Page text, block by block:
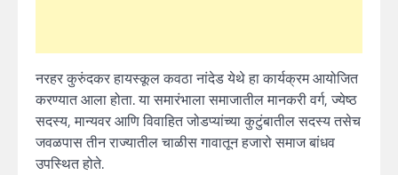
नरहर कुरुंदकर हायस्कूल कवठा नांदेड येथे हा कार्यक्रम आयोजित
करण्यात आला होता. या समारंभाला समाजातील मानकरी वर्ग, ज्येष्ठ
सदस्य, मान्यवर आणि विवाहित जोडप्यांच्या कुटुंबातील सदस्य तसेच
जवळपास तीन राज्यातील चाळीस गावातून हजारो समाज बांधव
उपस्थित होते.